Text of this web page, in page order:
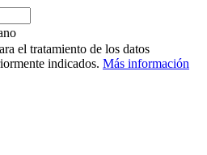
el tratamiento de los datos
indicados. Más información